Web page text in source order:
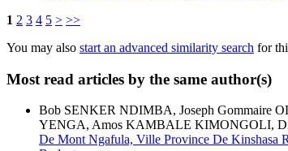
1 2 3 4 5 > >>
You may also start an advanced similarity search for
Most read articles by the same author(s)
Bob SENKER NDIMBA, Joseph Gommaire
YENGA, Amos KAMBALE KIMONGOLI,
De Mont Ngafula, Ville Province De Kinshasa